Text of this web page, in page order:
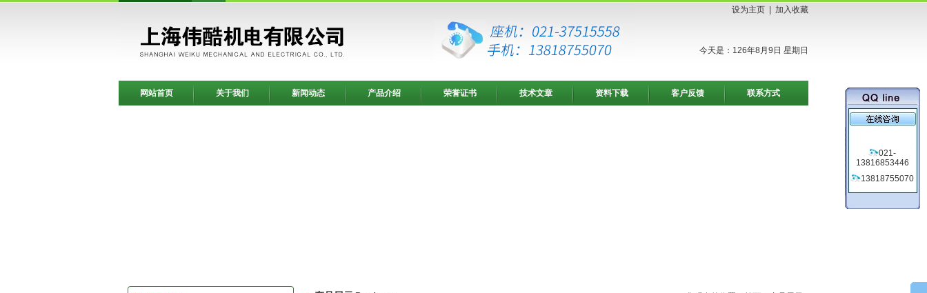
设为主页 加入收藏
今天是：126年8月9日 星期日
网站首页 关于我们 新闻动态 产品介绍 荣誉证书 技术文章 资料下载 客户反馈 联系方式
021-
13816853446
13818755070